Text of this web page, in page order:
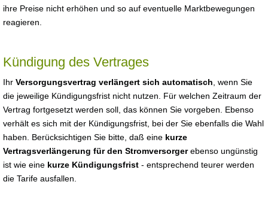
ihre Preise nicht erhöhen und so auf eventuelle Marktbewegungen
reagieren.
Kündigung des Vertrages
Ihr Versorgungsvertrag verlängert sich automatisch , wenn Sie
die jeweilige Kündigungsfrist nicht nutzen. Für welchen Zeitraum der
Vertrag fortgesetzt werden soll, das können Sie vorgeben. Ebenso
verhält es sich mit der Kündigungsfrist, bei der Sie ebenfalls die Wahl
haben. Berücksichtigen Sie bitte, daß eine kurze
Vertragsverlängerung für den Stromversorgerebenso ungünstig
ist wie eine kurze Kündigungsfrist - entsprechend teurer werden
die Tarife ausfallen.